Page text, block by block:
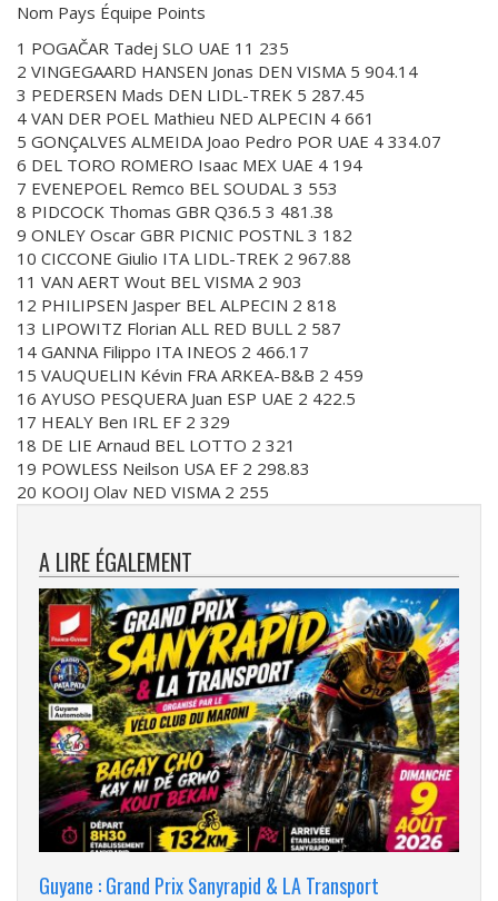
Nom Pays Équipe Points
1 POGAČAR Tadej SLO UAE 11 235
2 VINGEGAARD HANSEN Jonas DEN VISMA 5 904.14
3 PEDERSEN Mads DEN LIDL-TREK 5 287.45
4 VAN DER POEL Mathieu NED ALPECIN 4 661
5 GONÇALVES ALMEIDA Joao Pedro POR UAE 4 334.07
6 DEL TORO ROMERO Isaac MEX UAE 4 194
7 EVENEPOEL Remco BEL SOUDAL 3 553
8 PIDCOCK Thomas GBR Q36.5 3 481.38
9 ONLEY Oscar GBR PICNIC POSTNL 3 182
10 CICCONE Giulio ITA LIDL-TREK 2 967.88
11 VAN AERT Wout BEL VISMA 2 903
12 PHILIPSEN Jasper BEL ALPECIN 2 818
13 LIPOWITZ Florian ALL RED BULL 2 587
14 GANNA Filippo ITA INEOS 2 466.17
15 VAUQUELIN Kévin FRA ARKEA-B&B 2 459
16 AYUSO PESQUERA Juan ESP UAE 2 422.5
17 HEALY Ben IRL EF 2 329
18 DE LIE Arnaud BEL LOTTO 2 321
19 POWLESS Neilson USA EF 2 298.83
20 KOOIJ Olav NED VISMA 2 255
A LIRE ÉGALEMENT
Guyane : Grand Prix Sanyrapid & LA Transport